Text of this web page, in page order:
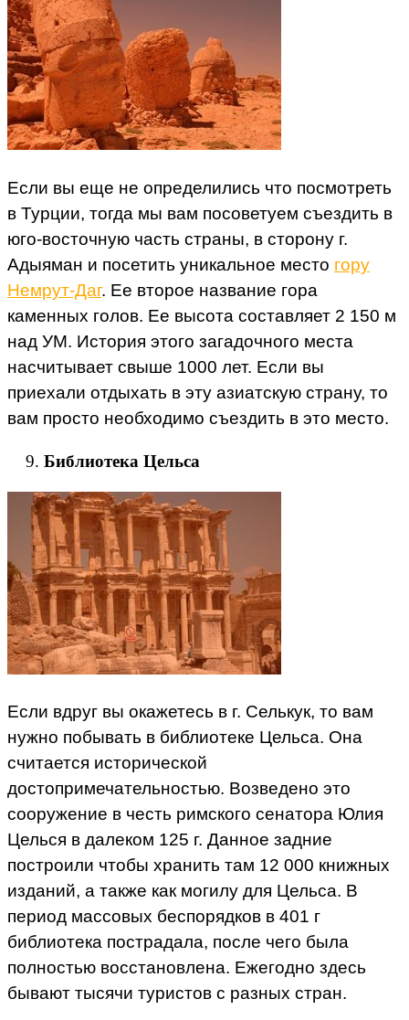
Если вы еще не определились что посмотреть
в Турции, тогда мы вам посоветуем съездить в
юго-восточную часть страны, в сторону г.
Адыяман и посетить уникальное место гору
Немрут-Даг. Ее второе название гора
каменных голов. Ее высота составляет 2 150 м
над УМ. История этого загадочного места
насчитывает свыше 1000 лет. Если вы
приехали отдыхать в эту азиатскую страну, то
вам просто необходимо съездить в это место.
Библиотека Цельса
Если вдруг вы окажетесь в г. Селькук, то вам
нужно побывать в библиотеке Цельса. Она
считается исторической
достопримечательностью. Возведено это
сооружение в честь римского сенатора Юлия
Целься в далеком 125 г. Данное задние
построили чтобы хранить там 12 000 книжных
изданий, а также как могилу для Цельса. В
период массовых беспорядков в 401 г
библиотека пострадала, после чего была
полностью восстановлена. Ежегодно здесь
бывают тысячи туристов с разных стран.